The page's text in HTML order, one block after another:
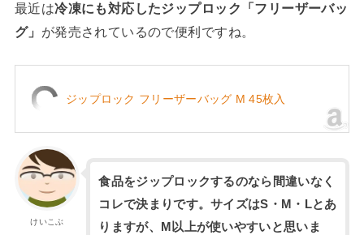
最近は冷凍にも対応したジップロック「フリーザーバッ
グ」 が発売されているので便利ですね。
ジップロック フリーザーバッグ M 45枚入
けいこぶ
食品をジップロックするのなら間違いなく
コレで決まりです。サイズはS・M・Lとあ
りますが、M以上が使いやすいと思いま